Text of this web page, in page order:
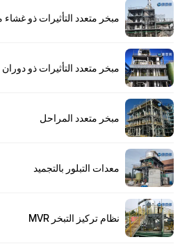
مبخر متعدد التأثيرات ذو
مبخر متعدد التأثيرات ذو
مبخر متعدد المراحل
معدات التبلور بالتجميد
نظام تركيز التبخر MVR